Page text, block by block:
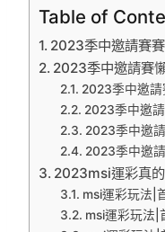
Table of
2023季中邀請賽
2023季中邀請賽
2023季中邀
2023季中邀
2023季中邀
2023季中邀
2023msi運彩真
msi運彩玩法|
msi運彩玩法|